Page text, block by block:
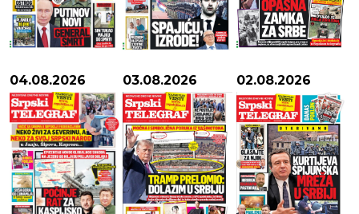
04.08.2026 03.08.2026 02.08.2026